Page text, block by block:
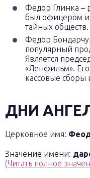
Федор Глинка –
был офицером и
тайных обществ.
Федор
популярный
Является
«Ленфильм».
кассовые
ДНИ
Церковное имя:
Значение имени:
(Читать полное